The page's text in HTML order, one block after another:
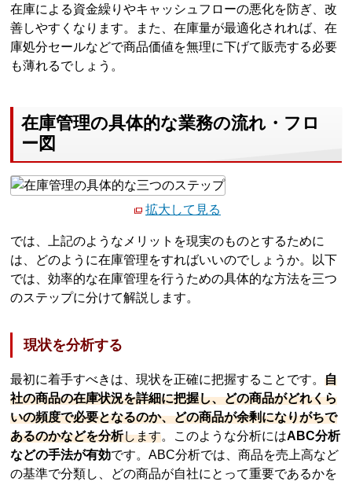
在庫による資金繰りやキャッシュフローの悪化を防ぎ、改
善しやすくなります。また、在庫量が最適化されれば、在
庫処分セールなどで商品価値を無理に下げて販売する必要
も薄れるでしょう。
在庫管理の具体的な業務の流れ・フロ
ー図
拡大して見る
では、上記のようなメリットを現実のものとするために
は、どのように在庫管理をすればいいのでしょうか。以下
では、効率的な在庫管理を行うための具体的な方法を三つ
のステップに分けて解説します。
現状を分析する
最初に着手すべきは、現状を正確に把握することです。自
社の商品の在庫状況を詳細に把握し、どの商品がどれくら
いの頻度で必要となるのか、どの商品が余剰になりがちで
あるのかなどを分析します。このような分析にはABC分析
などの手法が有効です。ABC分析では、商品を売上高など
の基準で分類し、どの商品が自社にとって重要であるかを